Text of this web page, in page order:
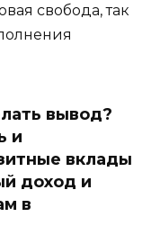
свобода, так
вывод?
и
вклады
доход и
в